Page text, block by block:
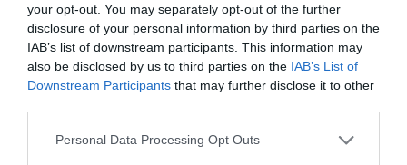
your opt-out. You may separately opt-out of the further
disclosure of your personal information by third parties on the
IAB’s list of downstream participants. This information may
also be disclosed by us to third parties on the IAB’s List of
Downstream Participants that may further disclose it to other
Please note that this website/app uses one or more Google
Personal Data Processing Opt Outs
next post
Israele censura Puffetta nella città ultra-ortodossa. Troppo
donna